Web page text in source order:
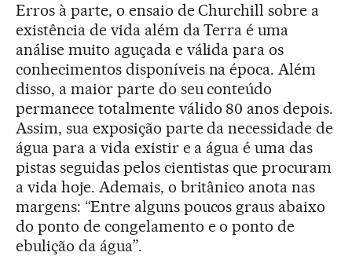
Erros à parte, o ensaio de Churchill sobre a
existência de vida além da Terra é uma
análise muito aguçada e válida para os
conhecimentos disponíveis na época. Além
disso, a maior parte do seu conteúdo
permanece totalmente válido 80 anos depois.
Assim, sua exposição parte da necessidade de
água para a vida existir e a água é uma das
pistas seguidas pelos cientistas que procuram
a vida hoje. Ademais, o britânico anota nas
margens: “Entre alguns poucos graus abaixo
do ponto de congelamento e o ponto de
ebulição da água”.